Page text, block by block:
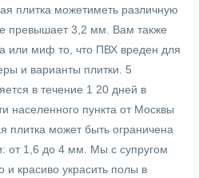
плитка можетиметь различную
превышает 3,2 мм. Вам также
или миф то, что ПВХ вреден для
и варианты плитки. 5
в течение 1 20 дней в
населенного пункта от Москвы
плитка может быть ограничена
от 1,6 до 4 мм. Мы с супругом
и красиво украсить полы в